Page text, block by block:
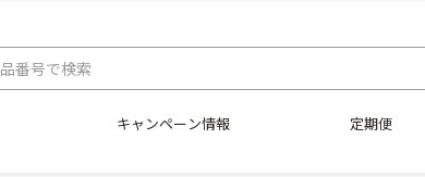
キャンペーン情報 定期便